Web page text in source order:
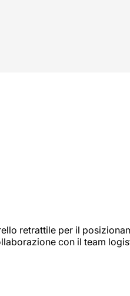
retrattile per il
con il team